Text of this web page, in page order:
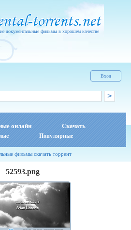
документальные фильмы в хорошем качестве
Вход
онлайн Скачать
Популярные
фильмы скачать торрент
52593.png